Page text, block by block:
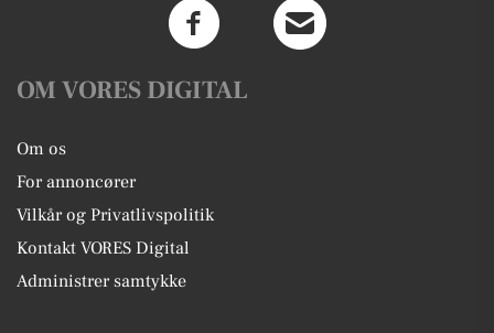
OM VORES DIGITAL
Om os
For annoncører
Vilkår og Privatlivspolitik
Kontakt VORES Digital
Administrer samtykke